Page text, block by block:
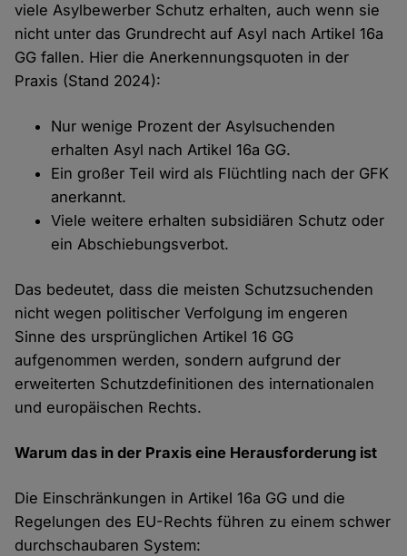
viele Asylbewerber Schutz erhalten, auch wenn sie
nicht unter das Grundrecht auf Asyl nach Artikel 16a
GG fallen. Hier die Anerkennungsquoten in der
Praxis (Stand 2024):
Nur wenige Prozent der Asylsuchenden
erhalten Asyl nach Artikel 16a GG.
Ein großer Teil wird als Flüchtling nach der GFK
anerkannt.
Viele weitere erhalten subsidiären Schutz oder
ein Abschiebungsverbot.
Das bedeutet, dass die meisten Schutzsuchenden
nicht wegen politischer Verfolgung im engeren
Sinne des ursprünglichen Artikel 16 GG
aufgenommen werden, sondern aufgrund der
erweiterten Schutzdefinitionen des internationalen
und europäischen Rechts.
Warum das in der Praxis eine Herausforderung ist
Die Einschränkungen in Artikel 16a GG und die
Regelungen des EU-Rechts führen zu einem schwer
durchschaubaren System: